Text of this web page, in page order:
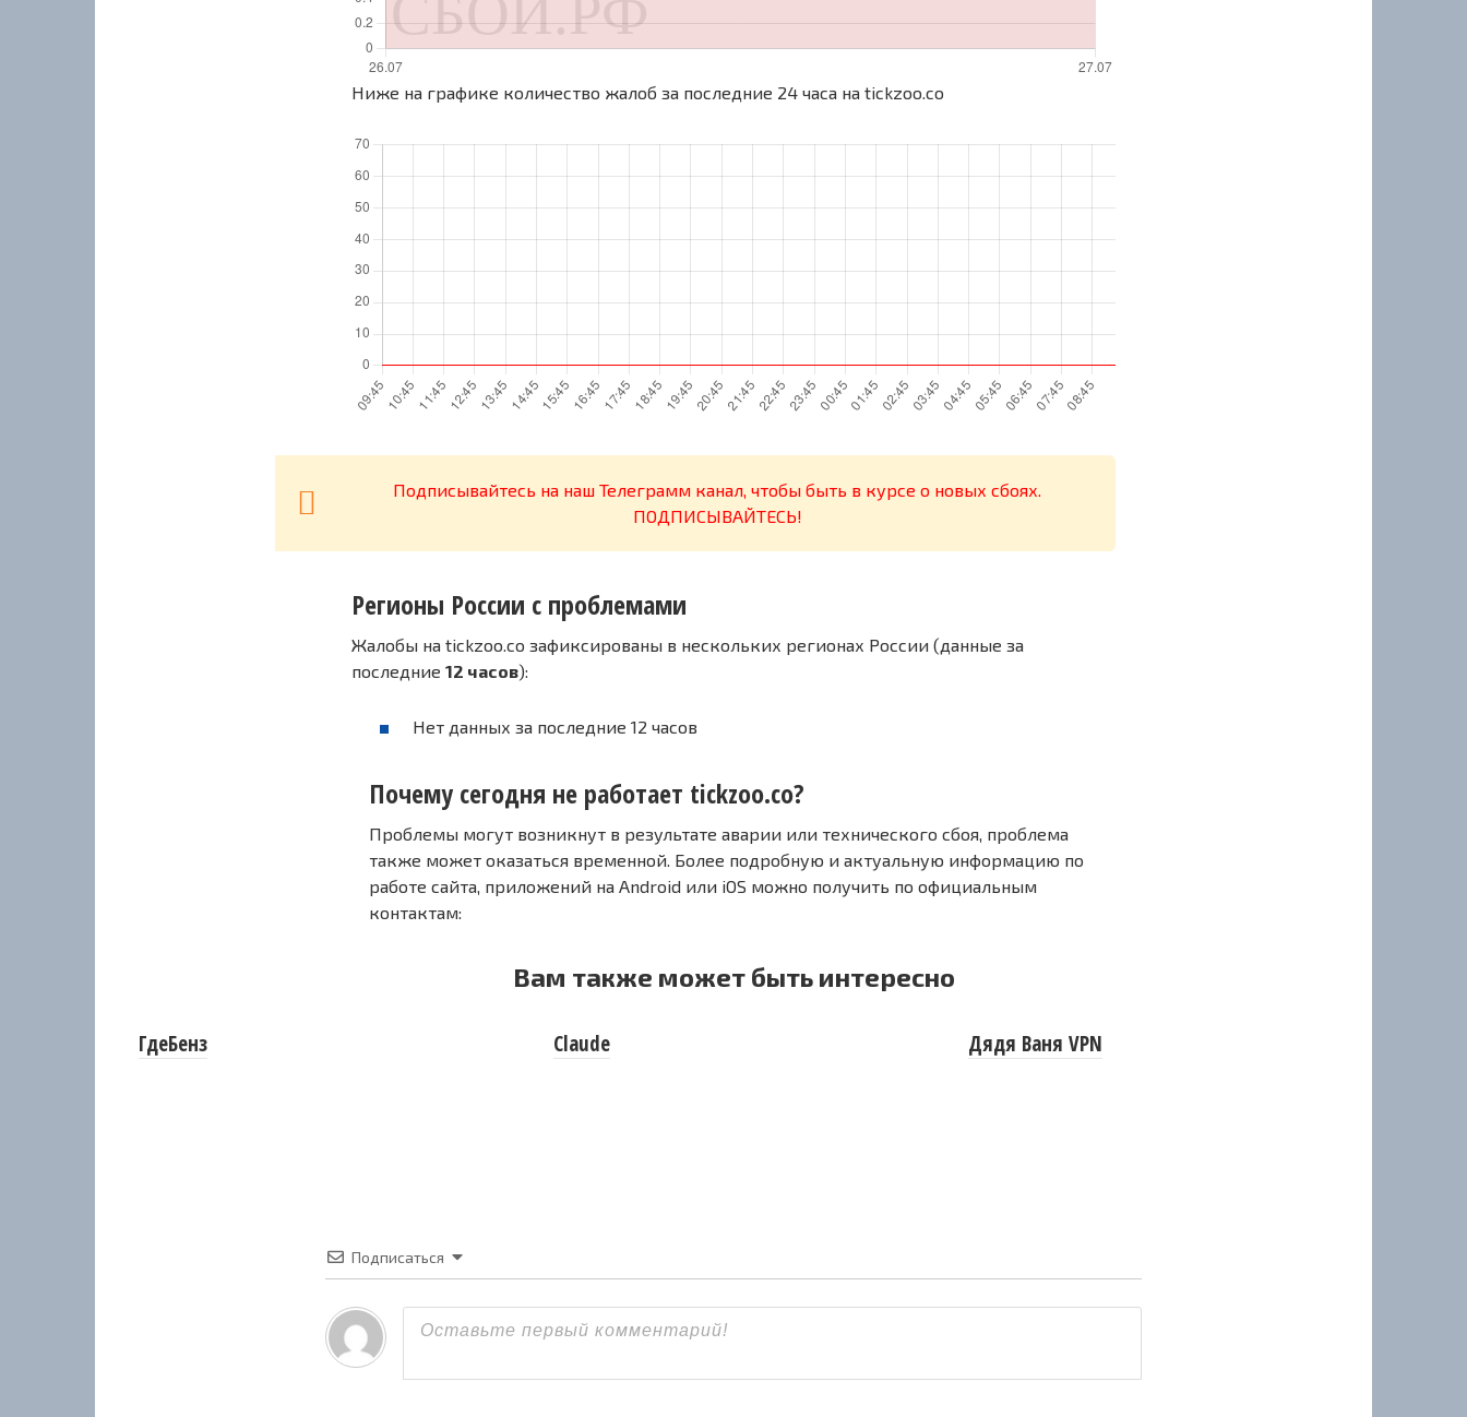
Ниже на графике количество жалоб за последние 24 часа на tickzoo.co
Подписывайтесь на наш Телеграмм канал, чтобы быть в курсе о новых сбоях.
ПОДПИСЫВАЙТЕСЬ!
Регионы России с проблемами
Жалобы на tickzoo.co зафиксированы в нескольких регионах России (данные за
последние 12 часов):
Нет данных за последние 12 часов
Почему сегодня не работает tickzoo.co?
Проблемы могут возникнут в результате аварии или технического сбоя, проблема
также может оказаться временной. Более подробную и актуальную информацию по
работе сайта, приложений на Android или iOS можно получить по официальным
контактам:
Вам также может быть интересно
ГдеБенз Claude Дядя Ваня VPN
Подписаться